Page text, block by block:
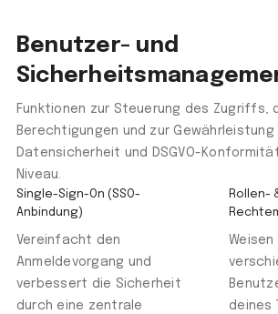
Benutzer- und
Funktionen zur Steuerung des Zugriffs,
Berechtigungen und zur Gewährleistung
Datensicherheit und DSGVO-
Niveau.
Single-Sign-On (SSO-
Anbindung)
Vereinfacht den
Anmeldevorgang und
verbessert die Sicherheit
durch eine zentrale
Rollen-
Weisen
deines